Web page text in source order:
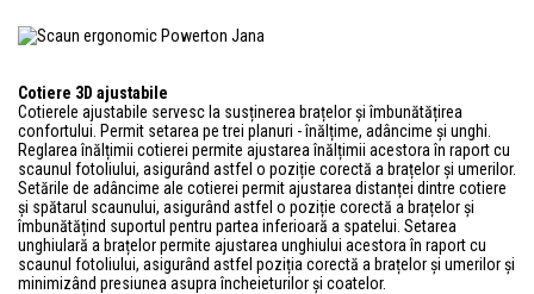
Cotiere 3D ajustabile
Cotierele ajustabile servesc la susținerea brațelor și îmbunătățirea
confortului. Permit setarea pe trei planuri - înălțime, adâncime și unghi.
Reglarea înălțimii cotierei permite ajustarea înălțimii acestora în raport cu
scaunul fotoliului, asigurând astfel o poziție corectă a brațelor și umerilor.
Setările de adâncime ale cotierei permit ajustarea distanței dintre cotiere
și spătarul scaunului, asigurând astfel o poziție corectă a brațelor și
îmbunătățind suportul pentru partea inferioară a spatelui. Setarea
unghiulară a brațelor permite ajustarea unghiului acestora în raport cu
scaunul fotoliului, asigurând astfel poziția corectă a brațelor și umerilor și
minimizând presiunea asupra încheieturilor și coatelor.